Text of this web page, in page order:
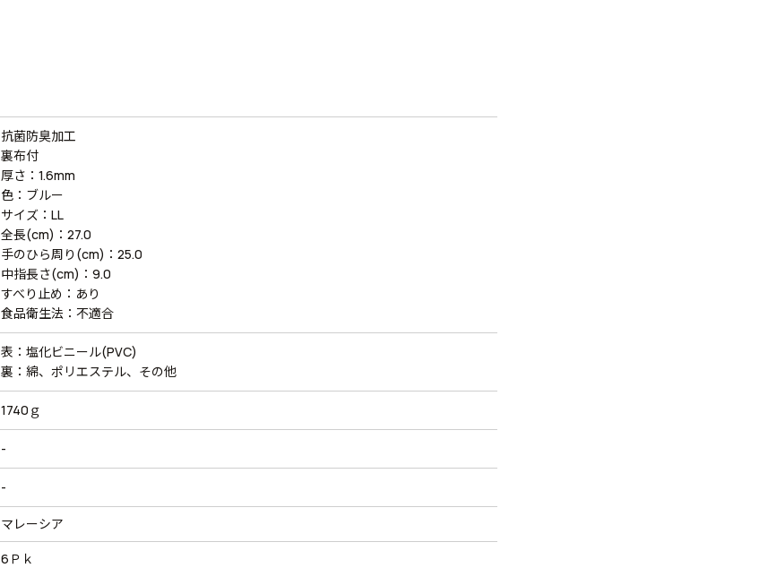
抗菌防臭加工
裏布付
厚さ：1.6mm
色：ブルー
サイズ：LL
全長(cm)：27.0
手のひら周り(cm)：25.0
中指長さ(cm)：9.0
すべり止め：あり
食品衛生法：不適合
表：塩化ビニール(PVC)
裏：綿、ポリエステル、その他
1740ｇ
-
-
マレーシア
6Ｐｋ